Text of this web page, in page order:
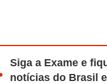
Siga a Exame e
notícias do Brasil